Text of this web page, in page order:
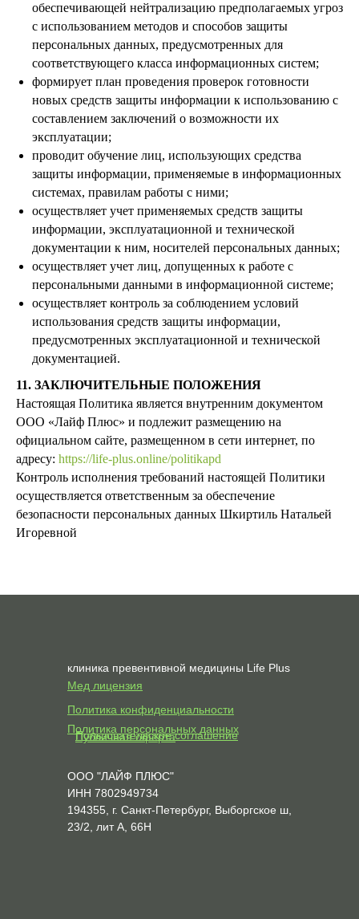
обеспечивающей нейтрализацию предполагаемых угроз
с использованием методов и способов защиты
персональных данных, предусмотренных для
соответствующего класса информационных систем;
формирует план проведения проверок готовности
новых средств защиты информации к использованию с
составлением заключений о возможности их
эксплуатации;
проводит обучение лиц, использующих средства
защиты информации, применяемые в информационных
системах, правилам работы с ними;
осуществляет учет применяемых средств защиты
информации, эксплуатационной и технической
документации к ним, носителей персональных данных;
осуществляет учет лиц, допущенных к работе с
персональными данными в информационной системе;
осуществляет контроль за соблюдением условий
использования средств защиты информации,
предусмотренных эксплуатационной и технической
документацией.
11. ЗАКЛЮЧИТЕЛЬНЫЕ ПОЛОЖЕНИЯ
Настоящая Политика является внутренним документом
ООО «Лайф Плюс» и подлежит размещению на
официальном сайте, размещенном в сети интернет, по
адресу: https://life-plus.online/politikapd
Контроль исполнения требований настоящей Политики
осуществляется ответственным за обеспечение
безопасности персональных данных Шкиртиль Натальей
Игоревной
Политика конфиденциальности
ООО "ЛАЙФ ПЛЮС"
ИНН 7802949734
194355, г. Санкт-Петербург, Выборгское ш,
23/2, лит А, 66Н
Мед лицензия
клиника превентивной медицины Life Plus
Политика персональных данных
Публичная оферта
Пользовательское соглашение